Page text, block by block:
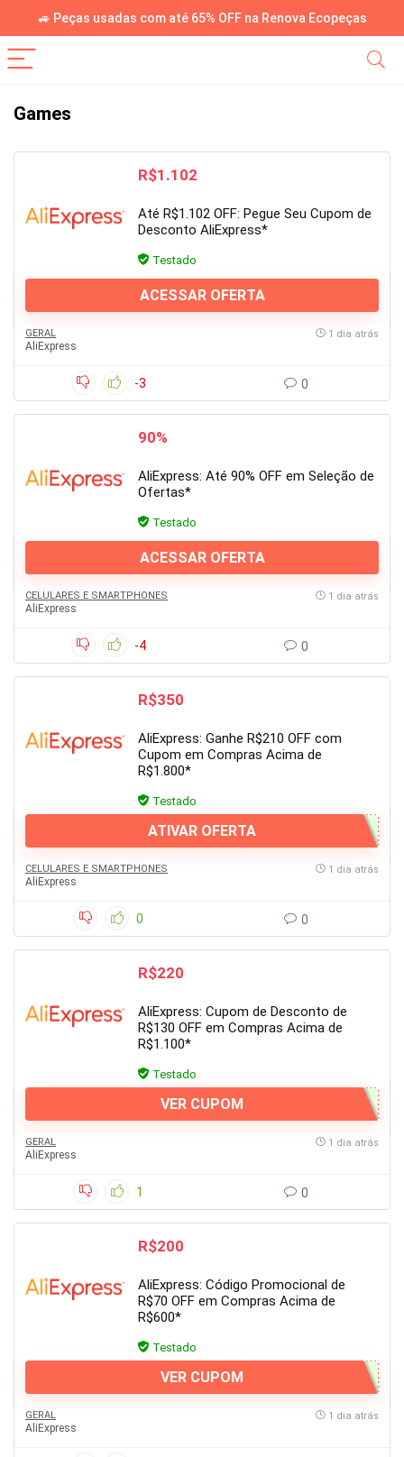
🚙 Peças usadas com até 65% OFF na Renova Ecopeças
Games
R$1.102
Até R$1.102 OFF: Pegue Seu Cupom de
Desconto AliExpress*
Testado
ACESSAR OFERTA
GERAL
AliExpress
1 dia atrás
-3 0
90%
AliExpress: Até 90% OFF em Seleção de
Ofertas*
Testado
ACESSAR OFERTA
CELULARES E SMARTPHONES
AliExpress
1 dia atrás
-4 0
R$350
AliExpress: Ganhe R$210 OFF com
Cupom em Compras Acima de
R$1.800*
Testado
ATIVAR OFERTA
CELULARES E SMARTPHONES
AliExpress
1 dia atrás
0 0
R$220
AliExpress: Cupom de Desconto de
R$130 OFF em Compras Acima de
R$1.100*
Testado
VER CUPOM
GERAL
AliExpress
1 dia atrás
1 0
R$200
AliExpress: Código Promocional de
R$70 OFF em Compras Acima de
R$600*
Testado
VER CUPOM
GERAL
AliExpress
1 dia atrás